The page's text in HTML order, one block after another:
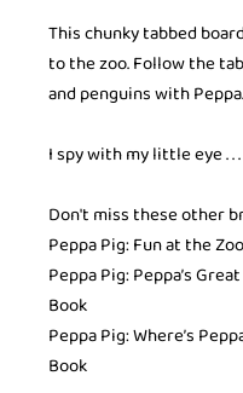
This chunky tabbed
to the zoo. Follow the
and penguins with Peppa.
I spy with my little eye . .
Don't miss these other
Peppa Pig: Fun at the
Peppa Pig: Peppa’s
Book
Peppa Pig: Where’s
Book